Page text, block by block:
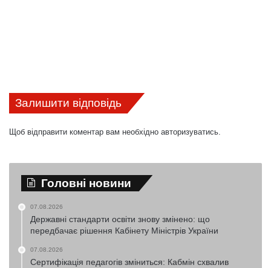
Залишити відповідь
Щоб відправити коментар вам необхідно авторизуватись.
Головні новини
07.08.2026
Державні стандарти освіти знову змінено: що
передбачає рішення Кабінету Міністрів України
07.08.2026
Сертифікація педагогів зміниться: Кабмін схвалив